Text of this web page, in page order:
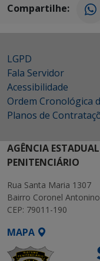
Compartilhe:
LGPD
Fala Servidor
Acessibilidade
Ordem Cronológica
Planos de
AGÊNCIA
PENITENCIÁRIO
Rua Santa Maria 1307
Bairro Coronel
CEP: 79011-190
MAPA